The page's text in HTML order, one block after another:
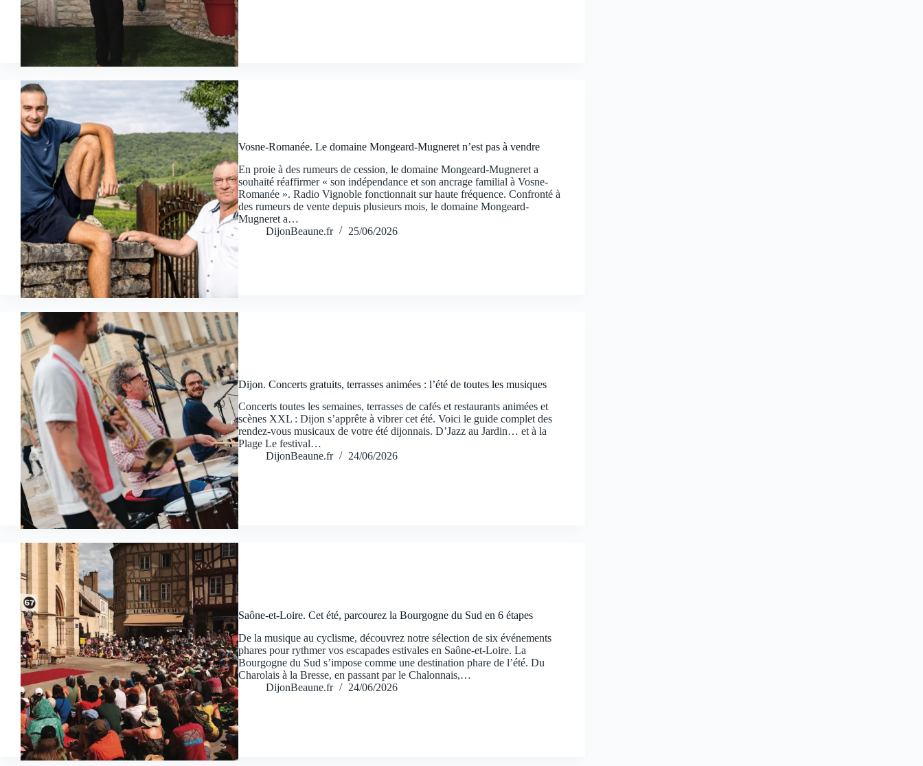
Vosne-Romanée. Le domaine Mongeard-Mugneret n’est pas à vendre
En proie à des rumeurs de cession, le domaine Mongeard-Mugneret a
souhaité réaffirmer « son indépendance et son ancrage familial à Vosne-
Romanée ». Radio Vignoble fonctionnait sur haute fréquence. Confronté à
des rumeurs de vente depuis plusieurs mois, le domaine Mongeard-
Mugneret a…
DijonBeaune.fr
25/06/2026
Dijon. Concerts gratuits, terrasses animées : l’été de toutes les musiques
Concerts toutes les semaines, terrasses de cafés et restaurants animées et
scènes XXL : Dijon s’apprête à vibrer cet été. Voici le guide complet des
rendez-vous musicaux de votre été dijonnais. D’Jazz au Jardin… et à la
Plage Le festival…
DijonBeaune.fr
24/06/2026
Saône-et-Loire. Cet été, parcourez la Bourgogne du Sud en 6 étapes
De la musique au cyclisme, découvrez notre sélection de six événements
phares pour rythmer vos escapades estivales en Saône-et-Loire. La
Bourgogne du Sud s’impose comme une destination phare de l’été. Du
Charolais à la Bresse, en passant par le Chalonnais,…
DijonBeaune.fr
24/06/2026